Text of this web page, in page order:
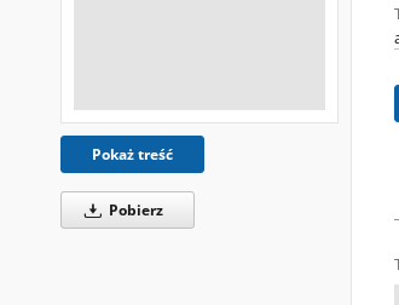
Pokaż treść
Pobierz